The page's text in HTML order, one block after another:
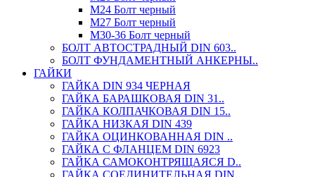
М24 Болт черный
М27 Болт черный
М30-36 Болт черный
БОЛТ АВТОСТРАДНЫЙ DIN 603..
БОЛТ ФУНДАМЕНТНЫЙ АНКЕРНЫ..
ГАЙКИ
ГАЙКА DIN 934 ЧЕРНАЯ
ГАЙКА БАРАШКОВАЯ DIN 31..
ГАЙКА КОЛПАЧКОВАЯ DIN 15..
ГАЙКА НИЗКАЯ DIN 439
ГАЙКА ОЦИНКОВАННАЯ DIN ..
ГАЙКА С ФЛАНЦЕМ DIN 6923
ГАЙКА САМОКОНТРЯЩАЯСЯ D..
ГАЙКА СОЕДИНИТЕЛЬНАЯ DIN..